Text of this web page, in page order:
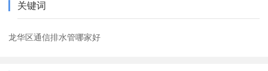
关键词
龙华区通信排水管哪家好